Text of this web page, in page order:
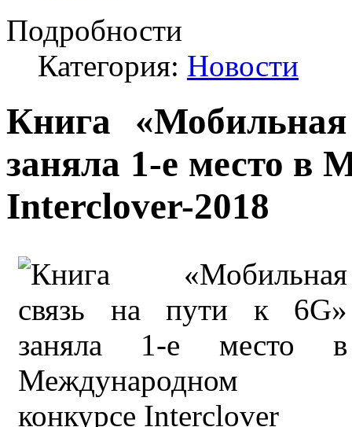
Подробности
Категория: Новости
Книга
заняла 1-е место в
Interclover-2018